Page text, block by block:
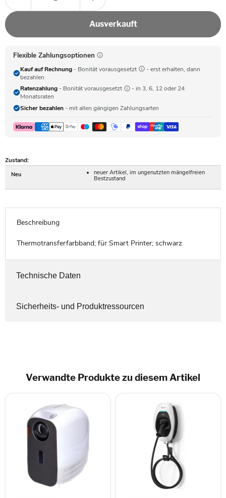
Ausverkauft
Flexible Zahlungsoptionen
Kauf auf Rechnung - Bonität vorausgesetzt
- erst erhalten, dann
bezahlen
Ratenzahlung - Bonität vorausgesetzt
- in 3, 6, 12 oder 24
Monatsraten
Sicher bezahlen - mit allen gängigen Zahlungsarten
Zustand:
Neu
neuer Artikel, im ungenutzten mängelfreien
Bestzustand
Beschreibung
Thermotransferfarbband; für Smart Printer; schwarz
Technische Daten
Sicherheits- und Produktressourcen
Verwandte Produkte zu diesem Artikel